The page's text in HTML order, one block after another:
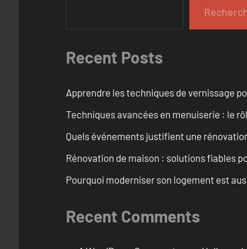
Recent Posts
Apprendre les techniques de vernissage
Techniques avancées en menuiserie : le
Quels événements justifient une
Rénovation de maison : solutions fiables
Pourquoi moderniser son logement est
Recent Comments